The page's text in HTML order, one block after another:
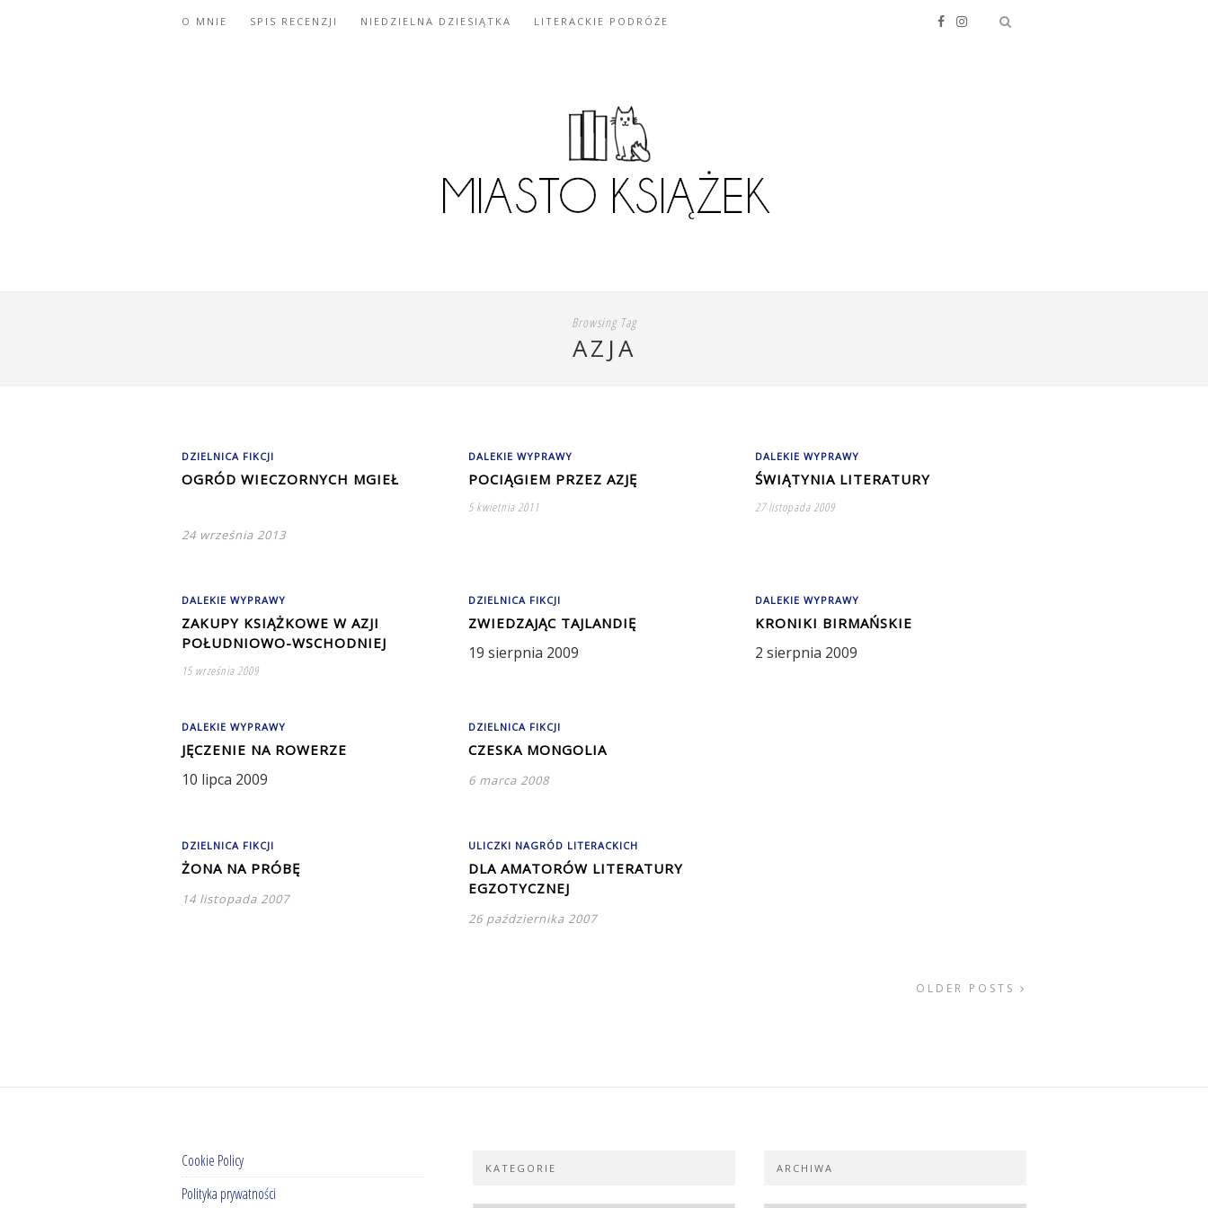
O MNIE SPIS RECENZJI NIEDZIELNA DZIESIĄTKA LITERACKIE PODRÓŻE
Browsing Tag
AZJA
DZIELNICA FIKCJI
OGRÓD WIECZORNYCH MGIEŁ
24 września 2013
DALEKIE WYPRAWY
POCIĄGIEM PRZEZ AZJĘ
5 kwietnia 2011
DALEKIE WYPRAWY
ŚWIĄTYNIA LITERATURY
27 listopada 2009
DALEKIE WYPRAWY
ZAKUPY KSIĄŻKOWE W AZJI
POŁUDNIOWO-WSCHODNIEJ
15 września 2009
DZIELNICA FIKCJI
ZWIEDZAJĄC TAJLANDIĘ
19 sierpnia 2009
DALEKIE WYPRAWY
KRONIKI BIRMAŃSKIE
2 sierpnia 2009
DALEKIE WYPRAWY
JĘCZENIE NA ROWERZE
10 lipca 2009
DZIELNICA FIKCJI
CZESKA MONGOLIA
6 marca 2008
DZIELNICA FIKCJI
ŻONA NA PRÓBĘ
14 listopada 2007
ULICZKI NAGRÓD LITERACKICH
DLA AMATORÓW LITERATURY
EGZOTYCZNEJ
26 października 2007
OLDER POSTS
Cookie Policy
Polityka prywatności
KATEGORIE ARCHIWA